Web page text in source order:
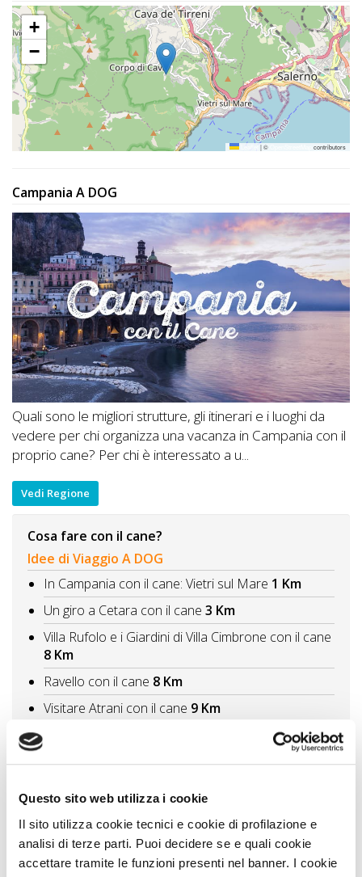
Questo sito web utilizza i cookie
Il sito utilizza cookie tecnici e cookie di profilazione e
analisi di terze parti. Puoi decidere se e quali cookie
accettare tramite le funzioni presenti nel banner. I cookie
Registrati
+
−
|© contributors
Campania A DOG
Quali sono le migliori strutture, gli itinerari e i luoghi da
vedere per chi organizza una vacanza in Campania con il
proprio cane? Per chi è interessato a u...
Vedi Regione
Cosa fare con il cane?
Idee di Viaggio A DOG
In Campania con il cane: Vietri sul Mare 1 Km
Un giro a Cetara con il cane 3 Km
Villa Rufolo e i Giardini di Villa Cimbrone con il cane
8 Km
Ravello con il cane 8 Km
Visitare Atrani con il cane 9 Km
Vedi tutti
Costiera Amalfitana da Amalfi a Ravello
Musei e parchi in Campania dove andare con il
cane 19 Km
Sorrento Positano Costiera Amalfitana 28 Km